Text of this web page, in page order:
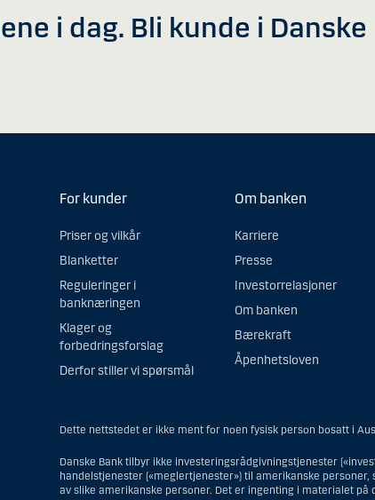
i dag. Bli kunde i Danske
For kunder
Priser og vilkår
Blanketter
Reguleringer i
banknæringen
Klager og
forbedringsforslag
Derfor stiller vi spørsmål
Om banken
Karriere
Presse
Investorrelasjoner
Om banken
Bærekraft
Åpenhetsloven
Dette nettstedet er ikke ment for noen fysisk person bosatt i
Danske Bank tilbyr ikke investeringsrådgivningstjenester
handelstjenester («meglertjenester») til amerikanske
av slike amerikanske personer. Det er ingenting i materialet